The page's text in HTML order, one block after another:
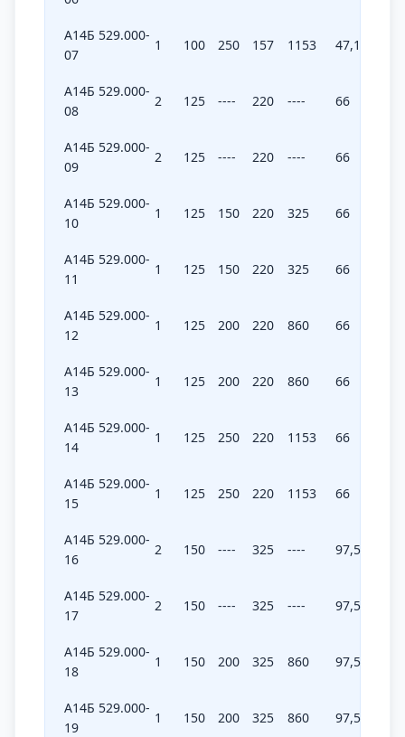
А14Б 529.000-
07
1 100 250 157 1153 47,1
А14Б 529.000-
08
2 125 ---- 220 ---- 66
А14Б 529.000-
09
2 125 ---- 220 ---- 66
А14Б 529.000-
10
1 125 150 220 325 66
А14Б 529.000-
11
1 125 150 220 325 66
А14Б 529.000-
12
1 125 200 220 860 66
А14Б 529.000-
13
1 125 200 220 860 66
А14Б 529.000-
14
1 125 250 220 1153 66
А14Б 529.000-
15
1 125 250 220 1153 66
А14Б 529.000-
16
2 150 ---- 325 ---- 97,5
А14Б 529.000-
17
2 150 ---- 325 ---- 97,5
А14Б 529.000-
18
1 150 200 325 860 97,5
А14Б 529.000-
19
1 150 200 325 860 97,5